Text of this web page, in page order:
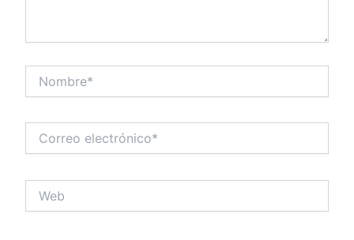
electrónico*